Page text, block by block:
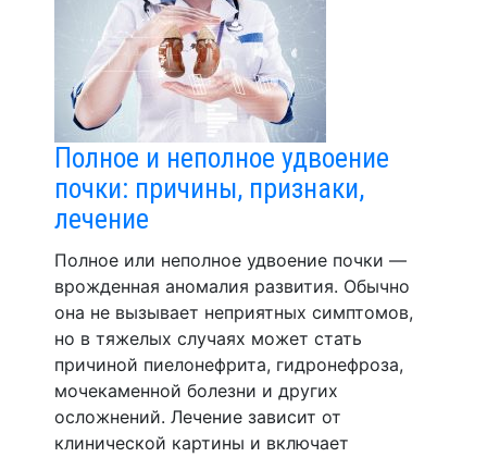
Полное и неполное удвоение
почки: причины, признаки,
лечение
Полное или неполное удвоение почки —
врожденная аномалия развития. Обычно
она не вызывает неприятных симптомов,
но в тяжелых случаях может стать
причиной пиелонефрита, гидронефроза,
мочекаменной болезни и других
осложнений. Лечение зависит от
клинической картины и включает